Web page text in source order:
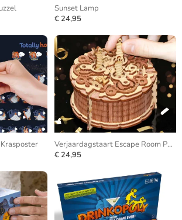
Sunset Lamp
€ 24,95
Verjaardagstaart Escape Room Puzzle Box
€ 24,95